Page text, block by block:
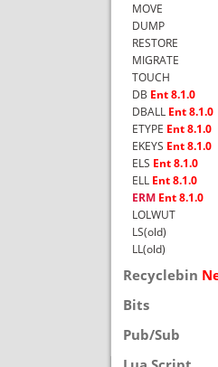
MOVE
DUMP
RESTORE
MIGRATE
TOUCH
DB Ent 8.1.0
DBALL Ent 8.1.0
ETYPE Ent 8.1.0
EKEYS Ent 8.1.0
ELS Ent 8.1.0
ELL Ent 8.1.0
ERM Ent 8.1.0
LOLWUT
LS(old)
LL(old)
Recyclebin
Bits
Pub/Sub